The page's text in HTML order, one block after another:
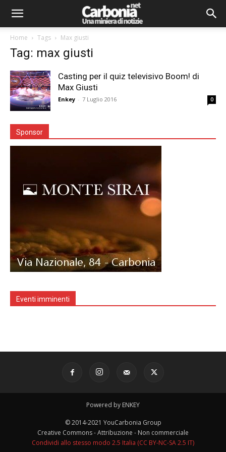
Home Tags Max giusti
Tag: max giusti
Casting per il quiz televisivo Boom! di
Max Giusti
Enkey - 7 Luglio 2016 0
Sponsor
Eventi imminenti
Powered by ENKEY
© 2014-2021 YouCarbonia Group
Creative Commons - Attribuzione - Non commerciale
Condividi allo stesso modo 2.5 Italia (CC BY-NC-SA 2.5 IT)